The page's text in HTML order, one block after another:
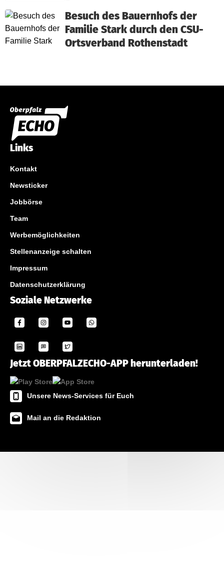
Besuch des Bauernhofs der
Familie Stark durch den CSU-
Ortsverband Rothenstadt
Links
Kontakt
Newsticker
Jobbörse
Team
Werbemöglichkeiten
Stellenanzeige schalten
Impressum
Datenschutzerklärung
Soziale Netzwerke
Jetzt OBERPFALZECHO-APP herunterladen!
Unsere News-Services für Euch
Mail an die Redaktion